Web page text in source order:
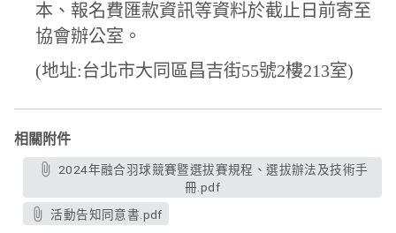
本、報名費匯款資訊等資料於截止日前寄至
協會辦公室。
(地址:台北市大同區昌吉街55號2樓213室)
相關附件
冊.pdf
活動告知同意書.pdf